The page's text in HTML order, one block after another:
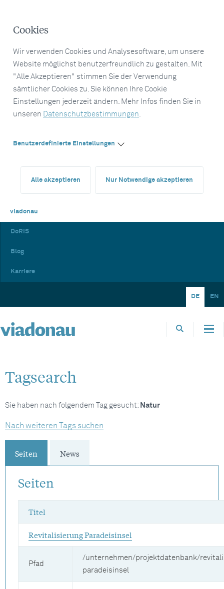
Cookies
Wir verwenden Cookies und Analysesoftware, um unsere
Website möglichst benutzerfreundlich zu gestalten. Mit
"Alle Akzeptieren" stimmen Sie der Verwendung
sämtlicher Cookies zu. Sie können Ihre Cookie
Einstellungen jederzeit ändern. Mehr Infos finden Sie in
unseren Datenschutzbestimmungen.
Benutzerdefinierte Einstellungen
Alle akzeptieren Nur Notwendige akzeptieren
viadonau
DoRIS
Blog
Karriere
DE EN
Tagsearch
Sie haben nach folgendem Tag gesucht: Natur
Nach weiteren Tags suchen
Seiten News
Seiten
Titel
Revitalisierung Paradeisinsel
Pfad
/unternehmen/projektdatenbank/
paradeisinsel